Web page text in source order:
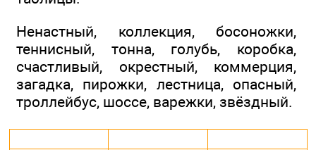
Ненастный, коллекция, босоножки,
теннисный, тонна, голубь, коробка,
счастливый, окрестный, коммерция,
загадка, пирожки, лестница, опасный,
троллейбус, шоссе, варежки, звёздный.